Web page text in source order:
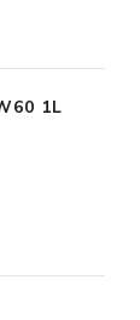
1L